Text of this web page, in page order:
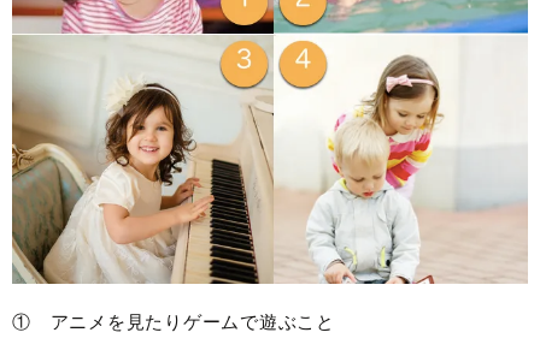
① アニメを見たりゲームで遊ぶこと